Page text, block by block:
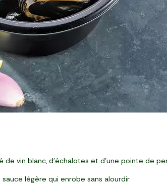
de vin blanc, d’échalotes et d’une pointe de
légère qui enrobe sans alourdir.